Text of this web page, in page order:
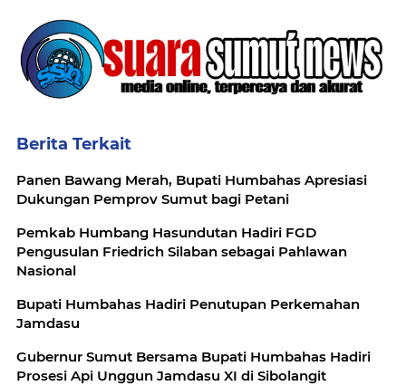
Berita Terkait
Panen Bawang Merah, Bupati Humbahas Apresiasi
Dukungan Pemprov Sumut bagi Petani
Pemkab Humbang Hasundutan Hadiri FGD
Pengusulan Friedrich Silaban sebagai Pahlawan
Nasional
Bupati Humbahas Hadiri Penutupan Perkemahan
Jamdasu
Gubernur Sumut Bersama Bupati Humbahas Hadiri
Prosesi Api Unggun Jamdasu XI di Sibolangit